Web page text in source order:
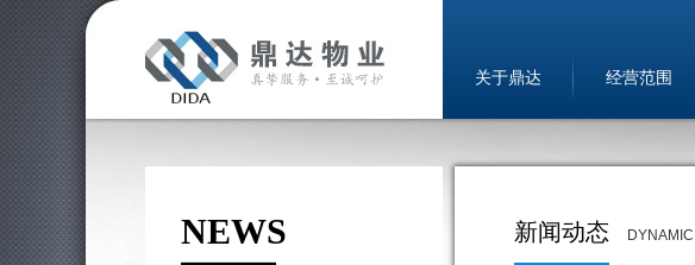
关于鼎达 经营范围
NEWS 新闻动态